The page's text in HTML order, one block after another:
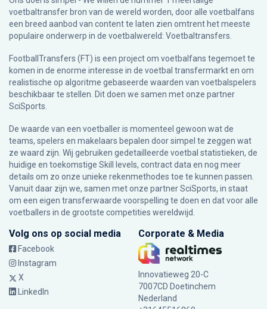
voetbaltransfer bron van de wereld worden, door alle voetbalfans
een breed aanbod van content te laten zien omtrent het meeste
populaire onderwerp in de voetbalwereld: Voetbaltransfers.
FootballTransfers (FT) is een project om voetbalfans tegemoet te
komen in de enorme interesse in de voetbal transfermarkt en om
realistische op algoritme gebaseerde waarden van voetbalspelers
beschikbaar te stellen. Dit doen we samen met onze partner
SciSports
De waarde van een voetballer is momenteel gewoon wat de
teams, spelers en makelaars bepalen door simpel te zeggen wat
ze waard zijn. Wij gebruiken gedetailleerde voetbal statistieken, de
huidige en toekomstige Skill levels, contract data en nog meer
details om zo onze unieke rekenmethodes toe te kunnen passen.
Vanuit daar zijn we, samen met onze partner SciSports, in staat
om een eigen transferwaarde voorspelling te doen en dat voor alle
voetballers in de grootste competities wereldwijd.
Volg ons op social media
Facebook
Instagram
X
LinkedIn
Corporate & Media
Innovatieweg 20-C
7007CD Doetinchem
Nederland